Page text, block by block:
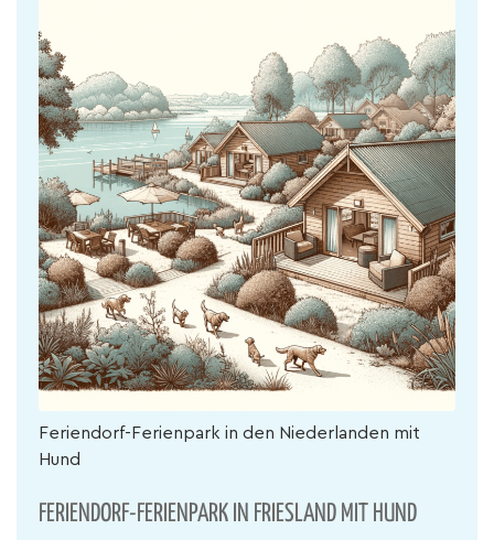
Feriendorf-Ferienpark in den Niederlanden mit
Hund
FERIENDORF-FERIENPARK IN FRIESLAND MIT HUND